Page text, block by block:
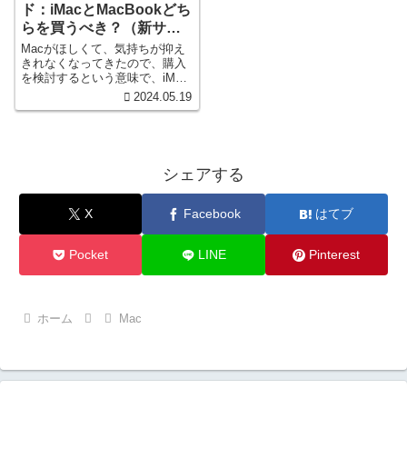
ド：iMacとMacBookどち
らを買うべき？（新サイ
ト）
Macがほしくて、気持ちが抑え
きれなくなってきたので、購入
を検討するという意味で、iMac
購入する際の比較する対象など
についてご紹介したいと思いま
MacBookの機能と性能を比較
し、購入の際のポイントを詳し
く解説します。
2024.05.19
シェアする
X Facebook はてブ
Pocket LINE Pinterest
ホーム Mac